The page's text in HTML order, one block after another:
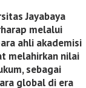
Jayabaya
melalui
ahli akademisi
melahirkan nilai
sebagai
global di era